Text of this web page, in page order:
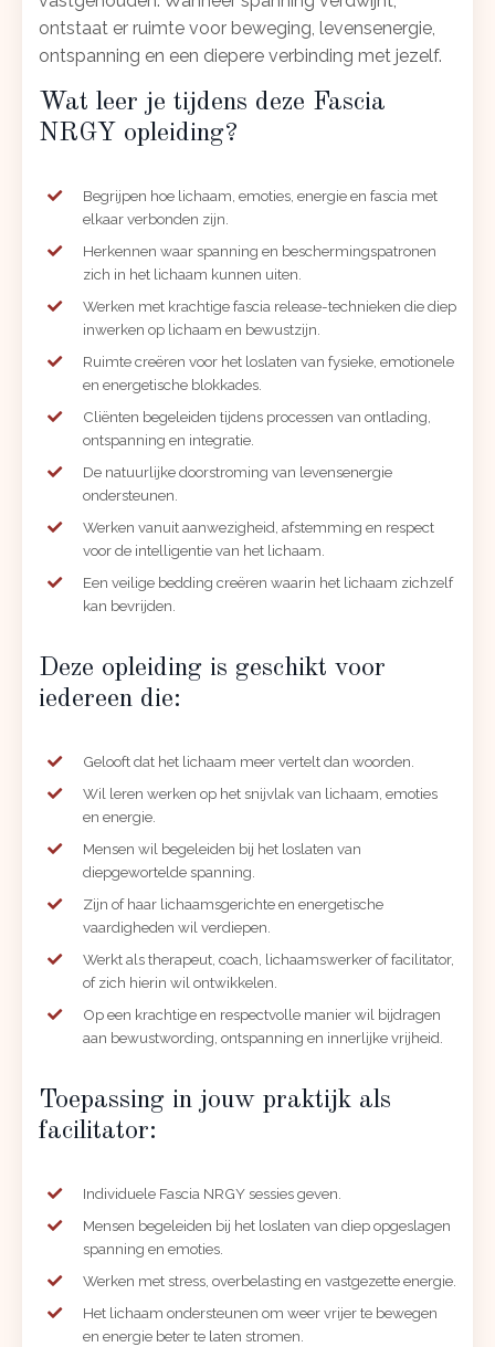
ontstaat er ruimte voor beweging, levensenergie,
ontspanning en een diepere verbinding met jezelf.
Wat leer je tijdens deze Fascia
NRGY opleiding?
Begrijpen hoe lichaam, emoties, energie en fascia met
elkaar verbonden zijn.
Herkennen waar spanning en beschermingspatronen
zich in het lichaam kunnen uiten.
Werken met krachtige fascia release-technieken die diep
inwerken op lichaam en bewustzijn.
Ruimte creëren voor het loslaten van fysieke, emotionele
en energetische blokkades.
Cliënten begeleiden tijdens processen van ontlading,
ontspanning en integratie.
De natuurlijke doorstroming van levensenergie
ondersteunen.
Werken vanuit aanwezigheid, afstemming en respect
voor de intelligentie van het lichaam.
Een veilige bedding creëren waarin het lichaam zichzelf
kan bevrijden.
Deze opleiding is geschikt voor
iedereen die:
Gelooft dat het lichaam meer vertelt dan woorden.
Wil leren werken op het snijvlak van lichaam, emoties
en energie.
Mensen wil begeleiden bij het loslaten van
diepgewortelde spanning.
Zijn of haar lichaamsgerichte en energetische
vaardigheden wil verdiepen.
Werkt als therapeut, coach, lichaamswerker of facilitator,
of zich hierin wil ontwikkelen.
Op een krachtige en respectvolle manier wil bijdragen
aan bewustwording, ontspanning en innerlijke vrijheid.
Toepassing in jouw praktijk als
facilitator:
Individuele Fascia NRGY sessies geven.
Mensen begeleiden bij het loslaten van diep opgeslagen
spanning en emoties.
Werken met stress, overbelasting en vastgezette energie.
Het lichaam ondersteunen om weer vrijer te bewegen
en energie beter te laten stromen.